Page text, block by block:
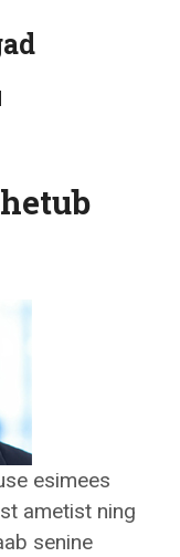
esimees
ametist ning
senine